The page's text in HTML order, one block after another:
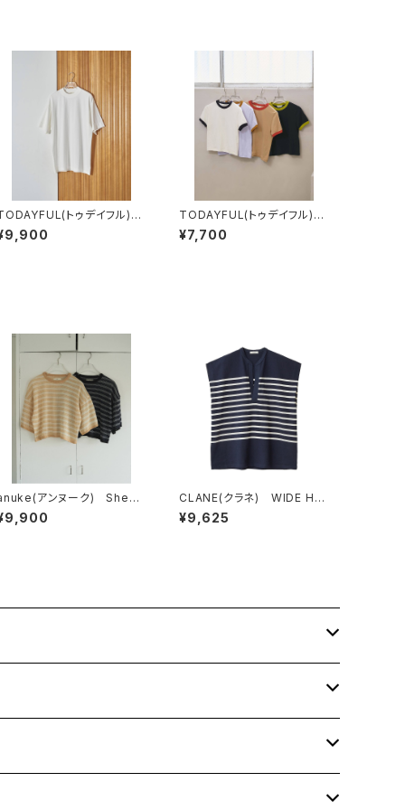
トゥデイフル)
Useful Halfsleev
T-shirts
TODAYFUL(トゥデイフル)
Compact Ringer Tee
¥7,700
アンヌーク) Sheer
Knit
CLANE(クラネ) WIDE HE
NLEY NECK N/S BORDER
TOPS
¥9,625